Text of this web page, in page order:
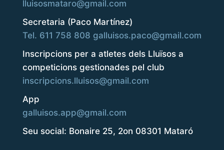
lluisosmataro@gmail.com
Secretaria (Paco Martínez)
Tel. 611 758 808 galluisos.paco@gmail.com
Inscripcions per a atletes dels Lluïsos a
competicions gestionades pel club
inscripcions.lluisos@gmail.com
App
galluisos.app@gmail.com
Seu social: Bonaire 25, 2on 08301 Mataró